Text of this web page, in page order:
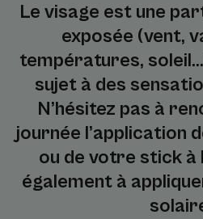
Le visage est une
exposée (vent,
températures,
sujet à des
N’hésitez pas à
journée l’application
ou de votre stick à
également à